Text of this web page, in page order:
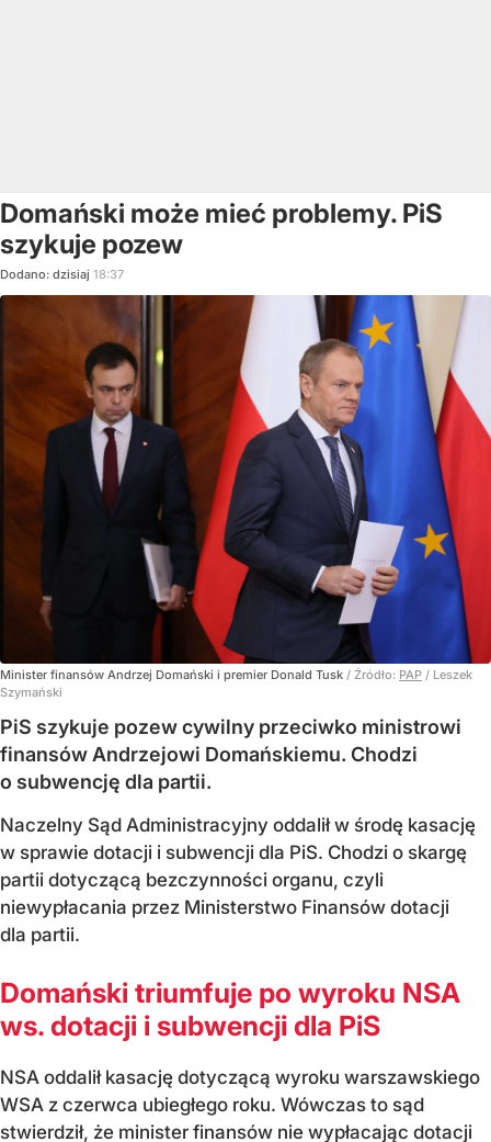
Domański może mieć problemy. PiS
szykuje pozew
Dodano: dzisiaj 18:37
Minister finansów Andrzej Domański i premier Donald Tusk / Źródło: PAP / Leszek
Szymański
PiS szykuje pozew cywilny przeciwko ministrowi
finansów Andrzejowi Domańskiemu. Chodzi
o subwencję dla partii.
Naczelny Sąd Administracyjny oddalił w środę kasację
w sprawie dotacji i subwencji dla PiS. Chodzi o skargę
partii dotyczącą bezczynności organu, czyli
niewypłacania przez Ministerstwo Finansów dotacji
dla partii.
Domański triumfuje po wyroku NSA
ws. dotacji i subwencji dla PiS
NSA oddalił kasację dotyczącą wyroku warszawskiego
WSA z czerwca ubiegłego roku. Wówczas to sąd
stwierdził, że minister finansów nie wypłacając dotacji